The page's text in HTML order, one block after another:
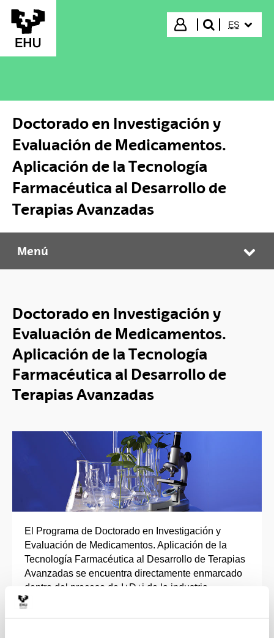
Saltar al contenido principal
Iniciar sesión
buscar"
ES
Doctorado en Investigación y
Evaluación de Medicamentos.
Aplicación de la Tecnología
Farmacéutica al Desarrollo de
Terapias Avanzadas
Doctorado en Investigación y Evaluación de Medicamentos. Aplicación de la Tecnología Farmacéutica al Desarrollo de Terapias Avanzadas
Menú
Doctorado en Investigación y
Evaluación de Medicamentos.
Aplicación de la Tecnología
Farmacéutica al Desarrollo de
Terapias Avanzadas
El Programa de Doctorado en Investigación y
Evaluación de Medicamentos. Aplicación de la
Tecnología Farmacéutica al Desarrollo de Terapias
Avanzadas se encuentra directamente enmarcado
dentro del proceso de I+D+i de la industria
farmacéutica y biotecnológica.